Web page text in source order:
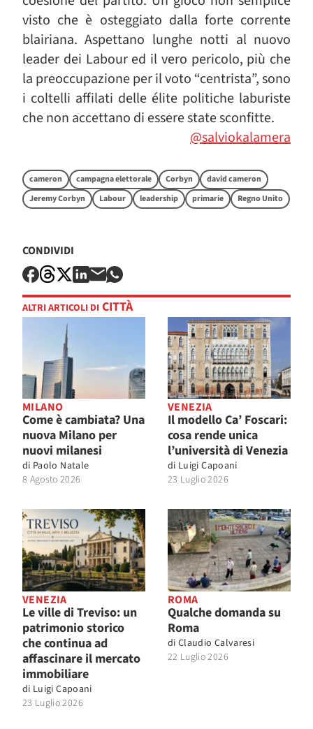
visto che è osteggiato dalla forte corrente
blairiana. Aspettano lunghe notti al nuovo
leader dei Labour ed il vero pericolo, più che
la preoccupazione per il voto “centrista”, sono
i coltelli affilati delle élite politiche laburiste
che non accettano di essere state sconfitte.
@salviokalamera
cameron campagna elettorale Corbyn
david cameron
Jeremy Corbyn
Labour leadership primarie Regno Unito
CONDIVIDI
ALTRI ARTICOLI DI CITTÀ
MILANO
Come è cambiata? Una
nuova Milano per
nuovi milanesi
di Paolo Natale
8 Agosto 2026
VENEZIA
Il modello Ca’ Foscari:
cosa rende unica
l’università di Venezia
di Luigi Capoani
23 Luglio 2026
VENEZIA
Le ville di Treviso: un
patrimonio storico
che continua ad
affascinare il mercato
immobiliare
di Luigi Capoani
23 Luglio 2026
ROMA
Qualche domanda su
Roma
di Claudio Calvaresi
22 Luglio 2026